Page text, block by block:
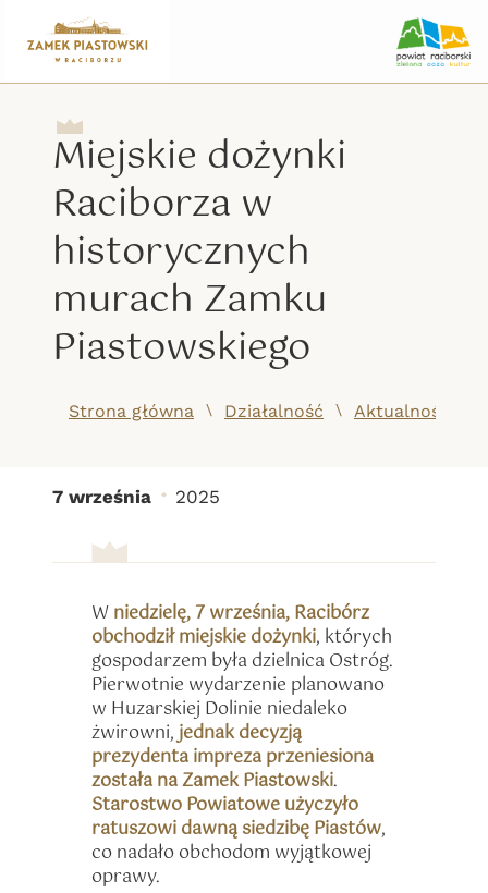
Miejskie dożynki
Raciborza w
historycznych
murach Zamku
Piastowskiego
Strona główna /
Działalność Aktualności
Miejskie dożynki
7 września 2025
Wniedzielę, 7 września, Racibórz
obchodził miejskie dożynki, których
gospodarzem była dzielnica Ostróg.
Pierwotnie wydarzenie planowano
w Huzarskiej Dolinie niedaleko
żwirowni,jednak decyzją
prezydenta impreza przeniesiona
została na Zamek Piastowski.
Starostwo Powiatowe użyczyło
ratuszowi dawną siedzibę Piastów,
co nadało obchodom wyjątkowej
oprawy.